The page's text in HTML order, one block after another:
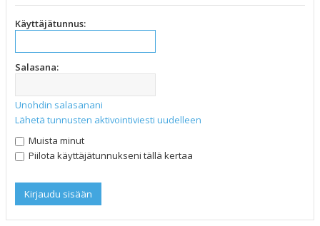
Käyttäjätunnus:
Salasana:
Unohdin salasanani
Lähetä tunnusten aktivointiviesti uudelleen
Muista minut
Piilota käyttäjätunnukseni tällä kertaa